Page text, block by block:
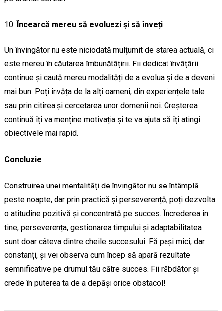
Încearcă mereu să evoluezi și să înveți
Un învingător nu este niciodată mulțumit de starea actuală, ci
este mereu în căutarea îmbunătățirii. Fii dedicat învățării
continue și caută mereu modalități de a evolua și de a deveni
mai bun. Poți învăța de la alți oameni, din experiențele tale
sau prin citirea și cercetarea unor domenii noi. Creșterea
continuă îți va menține motivația și te va ajuta să îți atingi
obiectivele mai rapid.
Concluzie
Construirea unei mentalități de învingător nu se întâmplă
peste noapte, dar prin practică și perseverență, poți dezvolta
o atitudine pozitivă și concentrată pe succes. Încrederea în
tine, perseverența, gestionarea timpului și adaptabilitatea
sunt doar câteva dintre cheile succesului. Fă pași mici, dar
constanți, și vei observa cum încep să apară rezultate
semnificative pe drumul tău către succes. Fii răbdător și
crede în puterea ta de a depăși orice obstacol!